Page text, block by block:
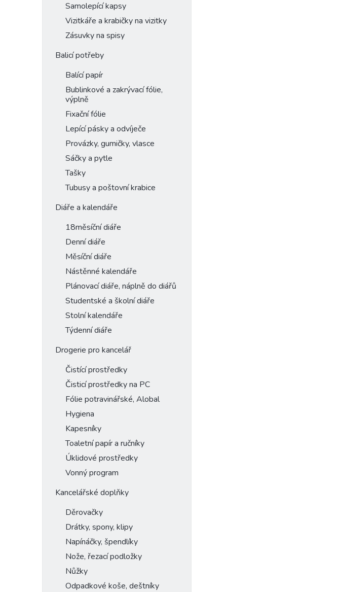
Samolepící kapsy
Vizitkáře a krabičky na vizitky
Zásuvky na spisy
Balicí potřeby
Balící papír
Bublinkové a zakrývací fólie,
výplně
Fixační fólie
Lepící pásky a odvíječe
Provázky, gumičky, vlasce
Sáčky a pytle
Tašky
Tubusy a poštovní krabice
Diáře a kalendáře
18měsíční diáře
Denní diáře
Měsíční diáře
Nástěnné kalendáře
Plánovací diáře, náplně do diářů
Studentské a školní diáře
Stolní kalendáře
Týdenní diáře
Drogerie pro kancelář
Čistící prostředky
Čisticí prostředky na PC
Fólie potravinářské, Alobal
Hygiena
Kapesníky
Toaletní papír a ručníky
Úklidové prostředky
Vonný program
Kancelářské doplňky
Děrovačky
Drátky, spony, klipy
Napínáčky, špendlíky
Nože, řezací podložky
Nůžky
Odpadkové koše, deštníky